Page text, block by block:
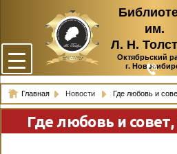
им.
Л. Н.
Октябрьский
г.
Главная Новости Где любовь и
Где любовь и